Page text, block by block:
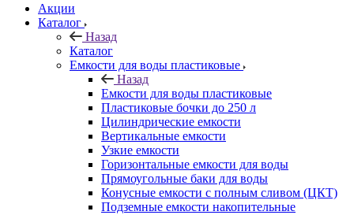
Акции
Каталог
Назад
Каталог
Емкости для воды пластиковые
Назад
Емкости для воды пластиковые
Пластиковые бочки до 250 л
Цилиндрические емкости
Вертикальные емкости
Узкие емкости
Горизонтальные емкости для воды
Прямоугольные баки для воды
Конусные емкости с полным сливом (ЦКТ)
Подземные емкости накопительные